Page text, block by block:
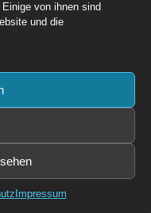
von ihnen sind
und die
Impressum
Österreich - Creative
vorbehalten. Es gelten
GmbH
/ Adobe Stock, sofern nicht
und es gelten die
von Google.